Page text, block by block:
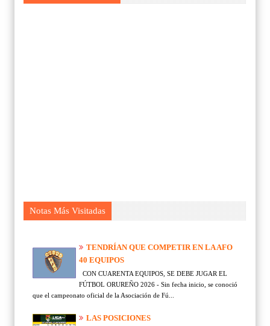
Notas Más Visitadas
TENDRÍAN QUE COMPETIR EN LA AFO
40 EQUIPOS
CON CUARENTA EQUIPOS, SE DEBE JUGAR EL
FÚTBOL ORUREÑO 2026 - Sin fecha inicio, se conoció
que el campeonato oficial de la Asociación de Fú...
LAS POSICIONES